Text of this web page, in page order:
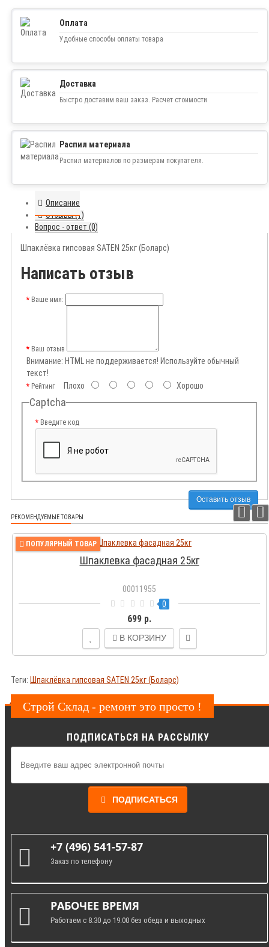
Оплата
Удобные способы оплаты товара
Доставка
Быстро доставим ваш заказ. Расчет стоимости
Распил материала
Распил материалов по размерам покупателя.
Описание
Отзывы (1)
Вопрос - ответ (0)
Шпаклёвка гипсовая SATEN 25кг (Боларс)
Написать отзыв
Ваше имя:
Ваш отзыв
Внимание: HTML не поддерживается! Используйте обычный
текст!
РейтингПлохо Хорошо
Captcha
Введите код
Оставить отзыв
РЕКОМЕНДУЕМЫЕ ТОВАРЫ
ПОПУЛЯРНЫЙ ТОВАР
Шпаклевка фасадная 25кг
00011955
0
699 р.
В КОРЗИНУ
Теги: Шпаклёвка гипсовая SATEN 25кг (Боларс)
Строй Склад - ремонт это просто !
ПОДПИСАТЬСЯ НА РАССЫЛКУ
ПОДПИСАТЬСЯ
+7 (496) 541-57-87
Заказ по телефону
РАБОЧЕЕ ВРЕМЯ
Работаем с 8.30 до 19:00 без обеда и выходных